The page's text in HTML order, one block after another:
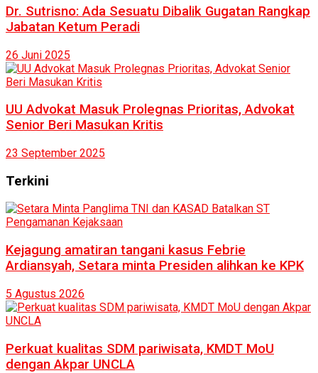
Dr. Sutrisno: Ada Sesuatu Dibalik Gugatan Rangkap
Jabatan Ketum Peradi
26 Juni 2025
UU Advokat Masuk Prolegnas Prioritas, Advokat
Senior Beri Masukan Kritis
23 September 2025
Terkini
Kejagung amatiran tangani kasus Febrie
Ardiansyah, Setara minta Presiden alihkan ke KPK
5 Agustus 2026
Perkuat kualitas SDM pariwisata, KMDT MoU
dengan Akpar UNCLA